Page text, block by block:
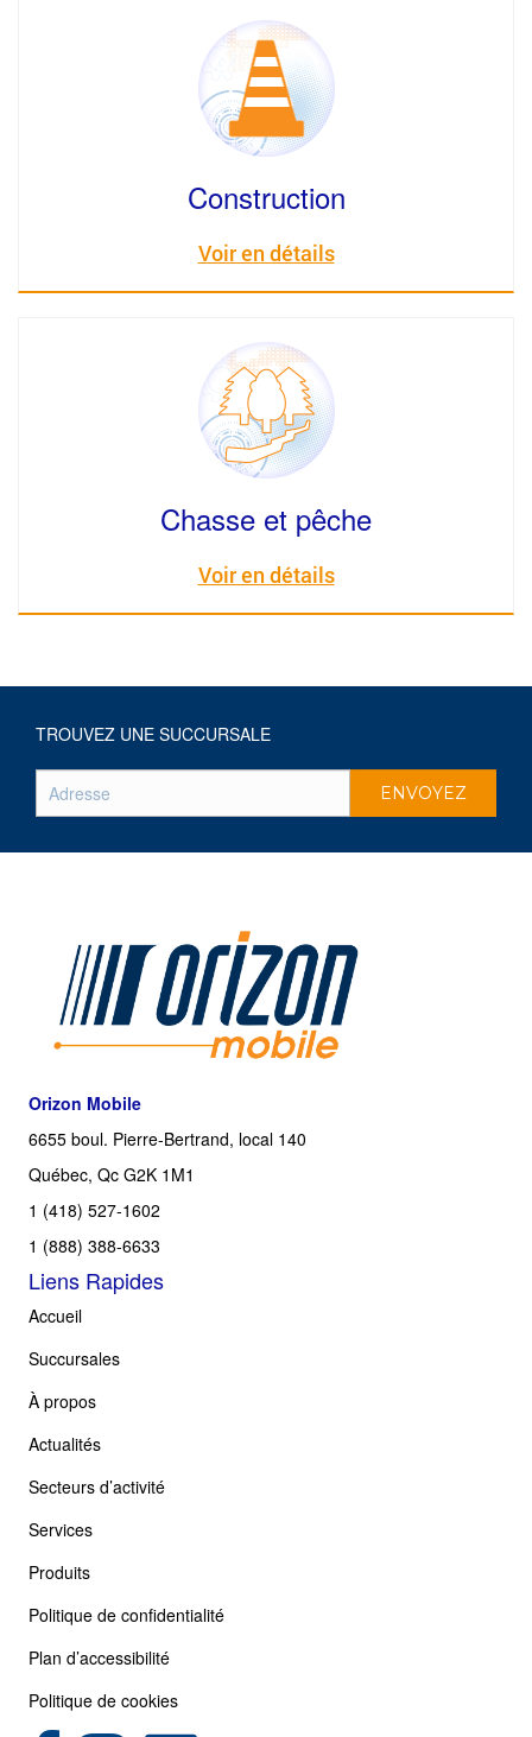
Construction
Voir en détails
Chasse et pêche
Voir en détails
TROUVEZ UNE SUCCURSALE
Orizon Mobile
6655 boul. Pierre-Bertrand, local 140
Québec, Qc G2K 1M1
1 (418) 527-1602
1 (888) 388-6633
Liens Rapides
Accueil
Succursales
À propos
Actualités
Secteurs d’activité
Services
Produits
Politique de confidentialité
Plan d’accessibilité
Politique de cookies